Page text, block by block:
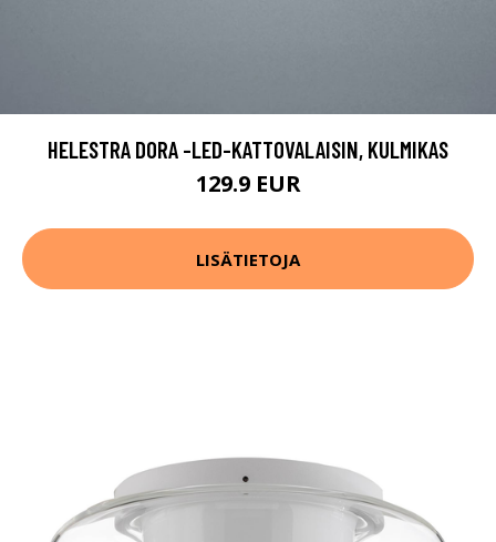
HELESTRA DORA -LED-KATTOVALAISIN, KULMIKAS
129.9 EUR
LISÄTIETOJA